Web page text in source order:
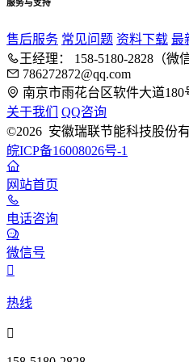
服务与支持
售后服务 常见问题 资料下载 最
王经理： 158-5180-2828（微
786272872@qq.com
南京市雨花台区软件大道
关于我们
QQ咨询
©2026 安徽瑞联节能科技股份
皖ICP备16008026号-1
网站首页
电话咨询
微信号

热线
